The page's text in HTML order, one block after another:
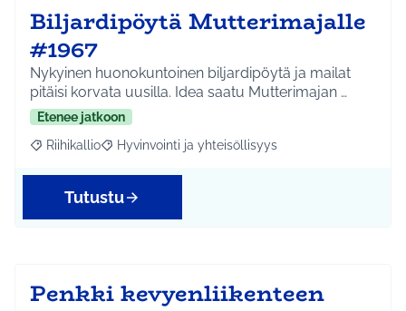
Biljardipöytä Mutterimajalle
#1967
Nykyinen huonokuntoinen biljardipöytä ja mailat
pitäisi korvata uusilla. Idea saatu Mutterimajan …
Etenee jatkoon
Rajaa tulokset aihepiirin mukaan: Riihikallio
Riihikallio Rajaa tulokset teeman mukaan: Hyvinvointi ja
Hyvinvointi ja yhteisöllisyys
Tutustu
Penkki kevyenliikenteen